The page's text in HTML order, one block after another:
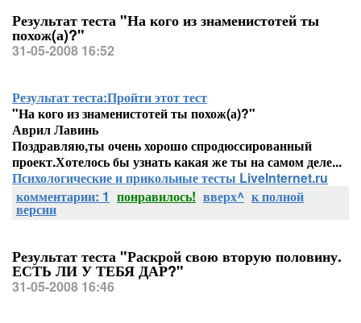
Результат теста "На кого из знаменистотей ты
похож(а)?"
31-05-2008 16:52
Результат теста:Пройти этот тест
"На кого из знаменистотей ты похож(а)?"
Аврил Лавинь
Поздравляю,ты очень хорошо спродюссированный
проект.Хотелось бы узнать какая же ты на самом деле...
Психологические и прикольные тесты LiveInternet.ru
комментарии: 1 понравилось! вверх^ к полной
версии
Результат теста "Раскрой свою вторую половину.
ЕСТЬ ЛИ У ТЕБЯ ДАР?"
31-05-2008 16:46